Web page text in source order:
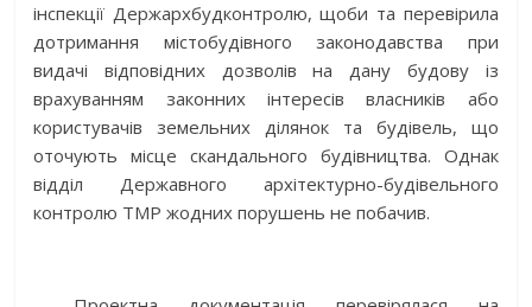
інспекції Держархбудконтролю, щоби та перевірила
дотримання містобудівного законодавства при
видачі відповідних дозволів на дану будову із
врахуванням законних інтересів власників або
користувачів земельних ділянок та будівель, що
оточують місце скандального будівництва. Однак
відділ Державного архітектурно-будівельного
контролю ТМР жодних порушень не побачив.